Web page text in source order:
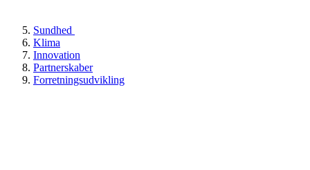
Sundhed
Klima
Innovation
Partnerskaber
Forretningsudvikling